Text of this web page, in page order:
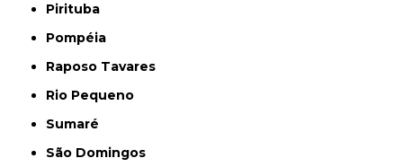
Pirituba
Pompéia
Raposo Tavares
Rio Pequeno
Sumaré
São Domingos